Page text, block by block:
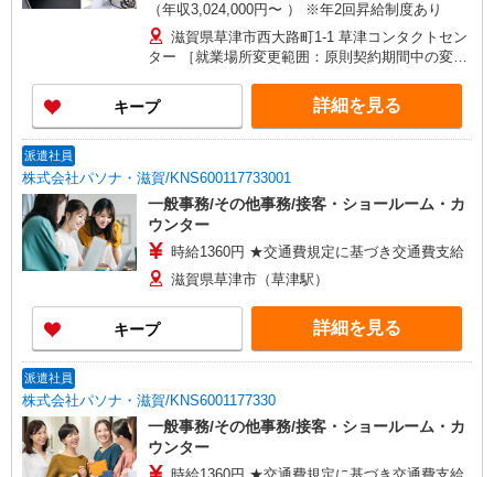
（年収3,024,000円〜 ） ※年2回昇給制度あり
滋賀県草津市西大路町1-1 草津コンタクトセン
ター ［就業場所変更範囲：原則契約期間中の変更
キープ 詳細を見る
派遣社員
株式会社パソナ・滋賀/KNS600117733001
一般事務/その他事務/接客・ショールーム・カ
ウンター
時給1360円 ★交通費規定に基づき交通費支給
滋賀県草津市（草津駅）
キープ 詳細を見る
派遣社員
株式会社パソナ・滋賀/KNS6001177330
一般事務/その他事務/接客・ショールーム・カ
ウンター